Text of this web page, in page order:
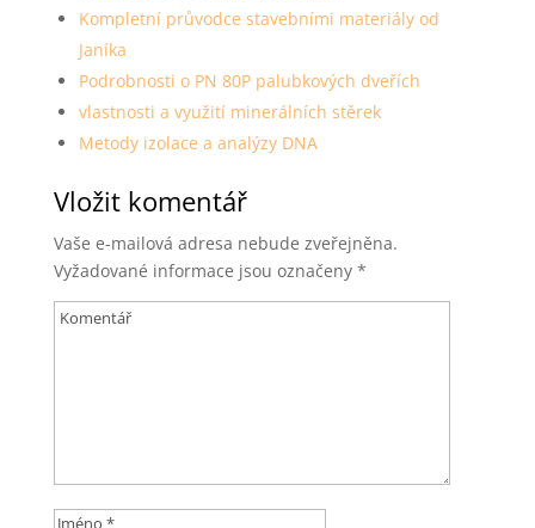
Kompletní průvodce stavebními materiály od
Janíka
Podrobnosti o PN 80P palubkových dveřích
vlastnosti a využití minerálních stěrek
Metody izolace a analýzy DNA
Vložit komentář
Vaše e-mailová adresa nebude zveřejněna.
Vyžadované informace jsou označeny *